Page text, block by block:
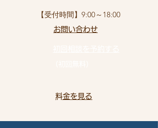
​【受付時間】9:00～18:00
お問い合わせ​
​料金を見る